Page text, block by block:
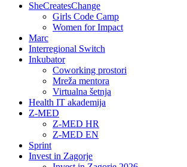
SheCreatesChange
Girls Code Camp
Women for Impact
Marc
Interregional Switch
Inkubator
Coworking prostori
Mreža mentora
Virtualna šetnja
Health IT akademija
Z-MED
Z-MED HR
Z-MED EN
Sprint
Invest in Zagorje